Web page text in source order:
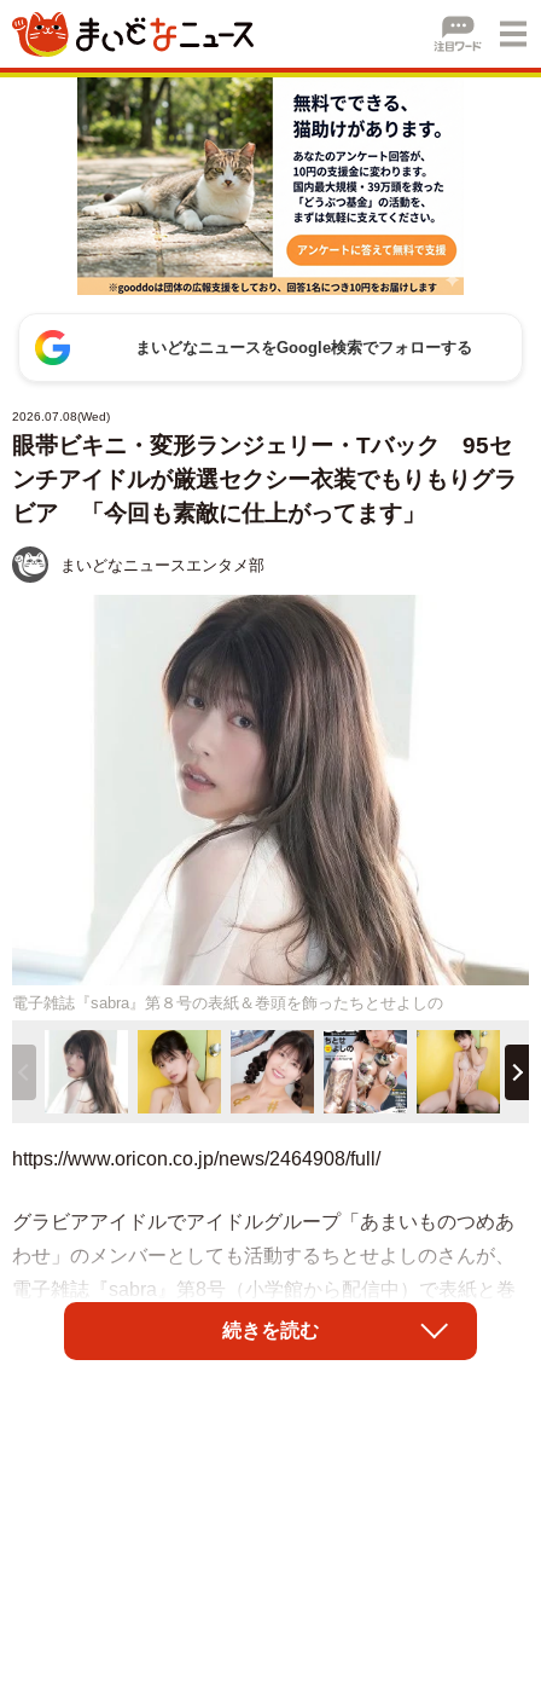
まいどなニュースをGoogle検索でフォローする
2026.07.08(Wed)
眼帯ビキニ・変形ランジェリー・Tバック 95セ
ンチアイドルが厳選セクシー衣装でもりもりグラ
ビア 「今回も素敵に仕上がってます」
まいどなニュースエンタメ部
電子雑誌『sabra』第８号の表紙＆巻頭を飾ったちとせよしの
https://www.oricon.co.jp/news/2464908/full/
グラビアアイドルでアイドルグループ「あまいものつめあ
わせ」のメンバーとしても活動するちとせよしのさんが、
電子雑誌『sabra』第8号（小学館から配信中）で表紙と巻
頭グラビアを飾りました。続きを読む